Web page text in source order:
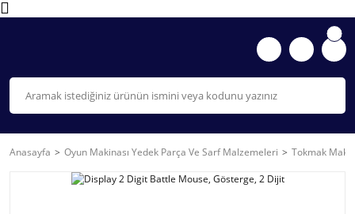
Anasayfa Oyun Makinası Yedek Parça Ve Sarf Malzemeleri Tokmak